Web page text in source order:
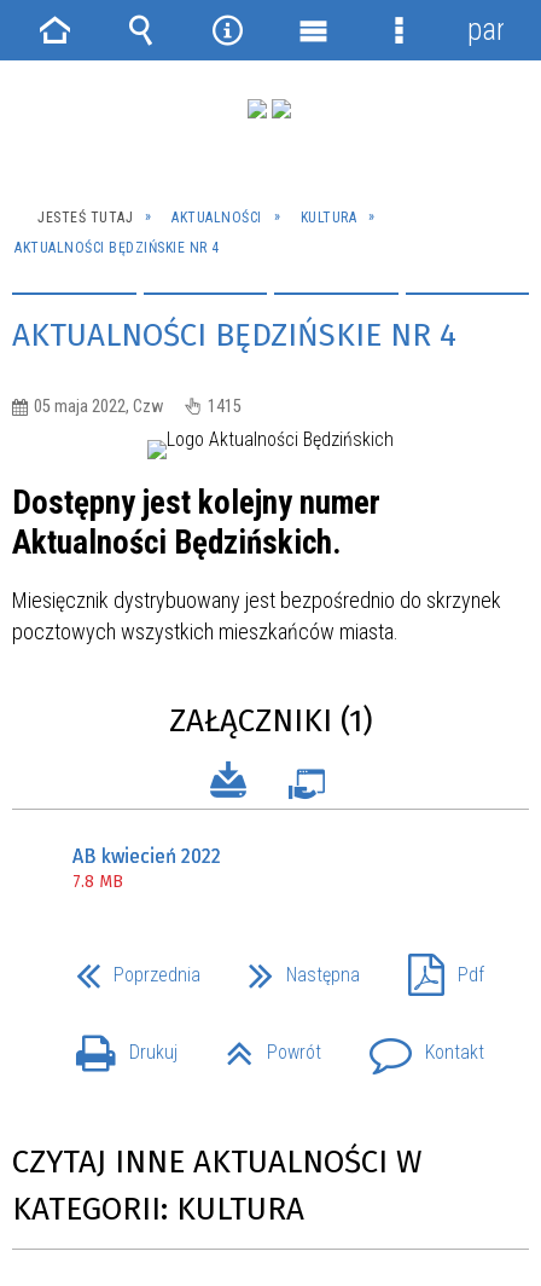
JESTEŚ TUTAJ AKTUALNOŚCI
KULTURA
AKTUALNOŚCI BĘDZIŃSKIE NR 4
AKTUALNOŚCI BĘDZIŃSKIE NR 4
05 maja 2022, Czw 1415
Dostępny jest kolejny numer
Aktualności Będzińskich.
Miesięcznik dystrybuowany jest bezpośrednio do skrzynek
pocztowych wszystkich mieszkańców miasta.
ZAŁĄCZNIKI (1)
AB kwiecień 2022
7.8 MB
Poprzednia Następna Pdf
Drukuj Powrót Kontakt
CZYTAJ INNE AKTUALNOŚCI W
KATEGORII: KULTURA
Strona Wyszukiwarka
NarzędziaMenu
Menu
panel